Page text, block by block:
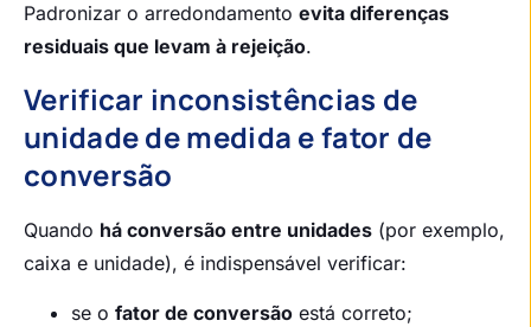
Padronizar o arredondamento evita diferenças
residuais que levam à rejeição.
Verificar inconsistências de
unidade de medida e fator de
conversão
Quando há conversão entre unidades (por exemplo,
caixa e unidade), é indispensável verificar:
se o fator de conversão está correto;